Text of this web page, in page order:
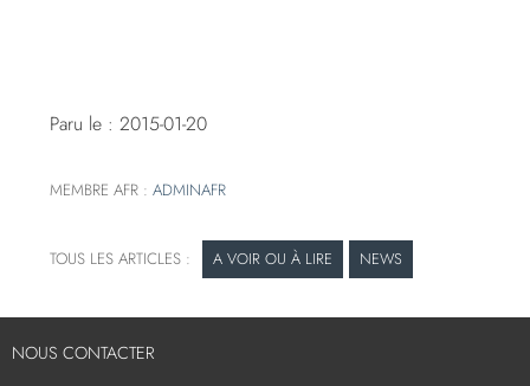
Paru le : 2015-01-20
MEMBRE AFR :ADMINAFR
A VOIR OU À LIRE NEWS
NOUS CONTACTER